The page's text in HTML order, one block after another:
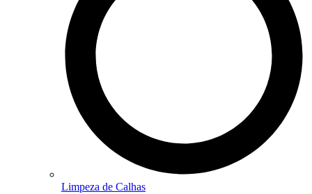
Limpeza de Calhas